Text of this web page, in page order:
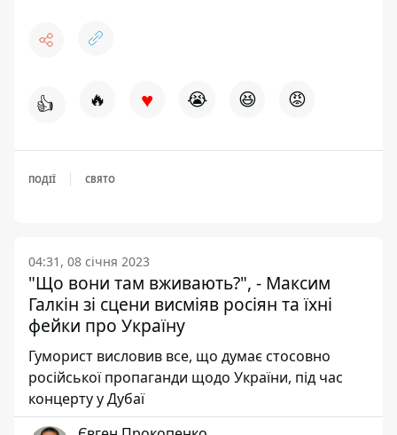
👍 🔥 ♥ 😭 😆 😡
ПОДІЇ СВЯТО
04:31, 08 січня 2023
"Що вони там вживають?", - Максим
Галкін зі сцени висміяв росіян та їхні
фейки про Україну
Гуморист висловив все, що думає стосовно
російської пропаганди щодо України, під час
концерту у Дубаї